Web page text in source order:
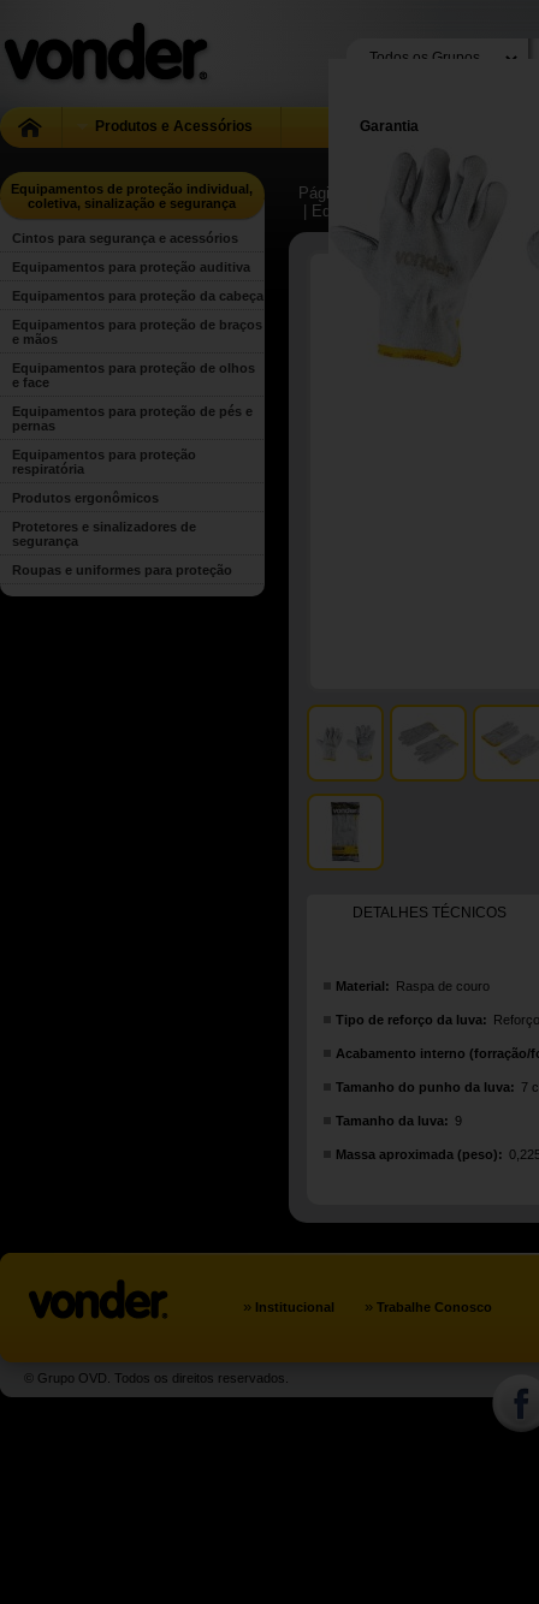
Produtos e Acessórios Garantia
Equipamentos de proteção individual,
coletiva, sinalização e segurança
Cintos para segurança e acessórios
Equipamentos para proteção auditiva
Equipamentos para proteção da cabeça
Equipamentos para proteção de braços
e mãos
Equipamentos para proteção de olhos
e face
Equipamentos para proteção de pés e
pernas
Equipamentos para proteção
respiratória
Produtos ergonômicos
Protetores e sinalizadores de
segurança
Roupas e uniformes para proteção
Página Inicial | ...
|
| Equipamentos para proteção
DETALHES TÉCNICOS
Material: Raspa de couro
Tipo de reforço da luva:
Acabamento interno (forração/
Tamanho do punho da luva: 7
Tamanho da luva: 9
Massa aproximada (peso):
» Institucional » Trabalhe Conosco
© Grupo OVD. Todos os direitos reservados.